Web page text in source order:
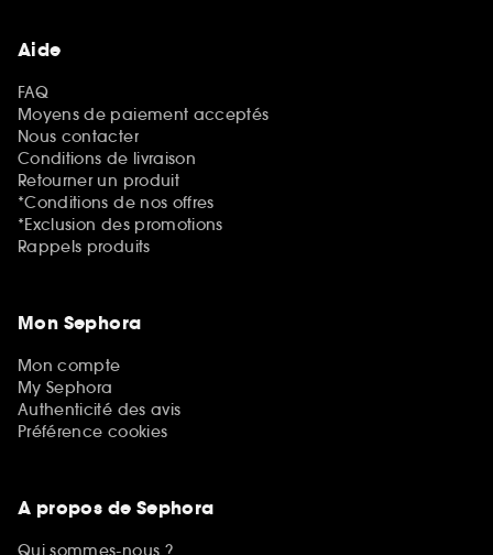
Aide
FAQ
Moyens de paiement acceptés
Nous contacter
Conditions de livraison
Retourner un produit
*Conditions de nos offres
*Exclusion des promotions
Rappels produits
Mon Sephora
Mon compte
My Sephora
Authenticité des avis
Préférence cookies
A propos de Sephora
Qui sommes-nous ?